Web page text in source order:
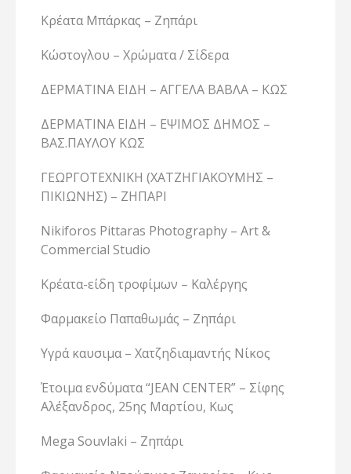
Κρέατα Μπάρκας – Ζηπάρι
Κώστογλου – Χρώματα / Σίδερα
ΔΕΡΜΑΤΙΝΑ ΕΙΔΗ – ΑΓΓΕΛΑ ΒΑΒΛΑ – ΚΩΣ
ΔΕΡΜΑΤΙΝΑ ΕΙΔΗ – ΕΨΙΜΟΣ ΔΗΜΟΣ –
ΒΑΣ.ΠΑΥΛΟΥ ΚΩΣ
ΓΕΩΡΓΟΤΕΧΝΙΚΗ (ΧΑΤΖΗΓΙΑΚΟΥΜΗΣ –
ΠΙΚΙΩΝΗΣ) – ΖΗΠΑΡΙ
Nikiforos Pittaras Photography – Art &
Commercial Studio
Κρέατα-είδη τροφίμων – Καλέργης
Φαρμακείο Παπαθωμάς – Ζηπάρι
Υγρά καυσιμα – Χατζηδιαμαντής Νίκος
Έτοιμα ενδύματα “JEAN CENTER” – Σίφης
Αλέξανδρος, 25ης Μαρτίου, Κως
Mega Souvlaki – Ζηπάρι